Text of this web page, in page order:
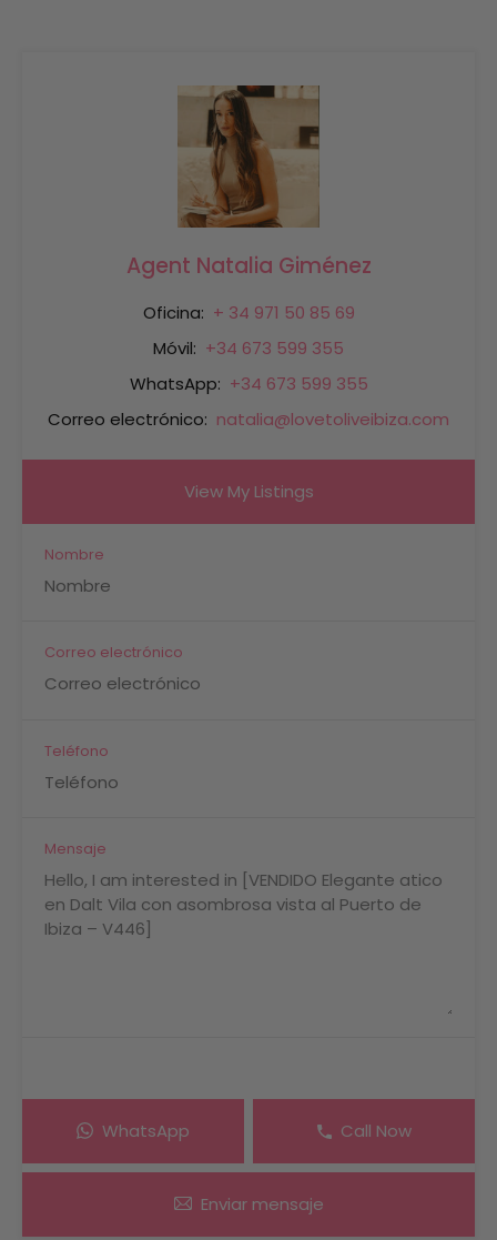
Agent Natalia Giménez
Oficina: + 34 971 50 85 69
Móvil: +34 673 599 355
WhatsApp: +34 673 599 355
Correo electrónico: natalia@lovetoliveibiza.com
View My Listings
Nombre
Correo electrónico
Teléfono
Mensaje
WhatsApp Call Now
Enviar mensaje